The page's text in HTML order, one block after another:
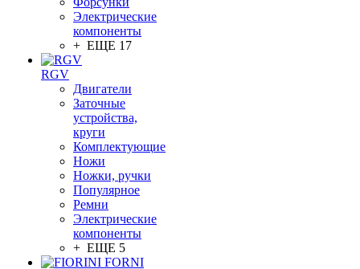
Электрические
компоненты
+ ЕЩЕ 17
RGV
Двигатели
Заточные
устройства,
круги
Комплектующие
Ножи
Ножки, ручки
Популярное
Ремни
Электрические
компоненты
+ ЕЩЕ 5